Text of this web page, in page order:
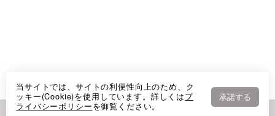
当サイトでは、サイトの利便性向上のため、ク
ッキー(Cookie)を使用しています。詳しくはプ
ライバシーポリシーを御覧ください。
承諾する